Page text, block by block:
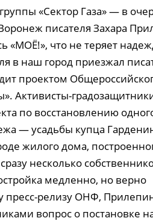
«Сектор Газа» — в
писателя Захара
«МОЁ!», что не теряет
в наш город приезжал
проектом
Активисты-
по восстановлению
— усадьбы купца
жилого дома,
несколько
медленно, но верно
пресс-релизу ОНФ,
вопрос о постановке